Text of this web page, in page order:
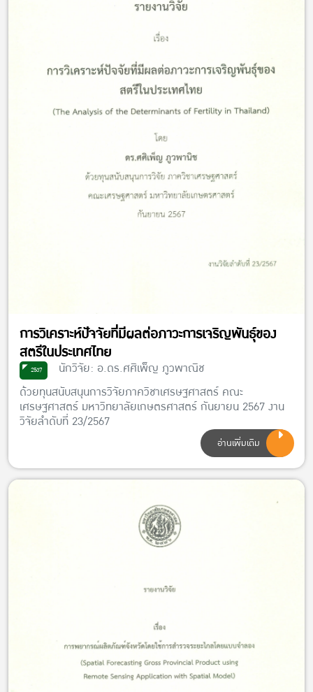
การวิเคราะห์ปัจจัยที่มีผลต่อภาวะการเจริญพันธุ์ของ
สตรีในประเทศไทย
2567
นักวิจัย: อ.ดร.ศศิเพ็ญ ภูวพาณิช
ด้วยทุนสนับสนุนการวิจัยภาควิชาเศรษฐศาสตร์ คณะ
เศรษฐศาสตร์ มหาวิทยาลัยเกษตรศาสตร์ กันยายน 2567 งาน
วิจัยลำดับที่ 23/2567
อ่านเพิ่มเติม